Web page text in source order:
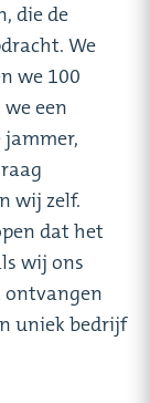
die de
We
we 100
een
wij zelf.
dat het
wij ons
ontvangen
uniek bedrijf